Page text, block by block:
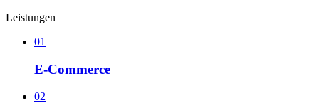
Leistungen
01
E-Commerce
02